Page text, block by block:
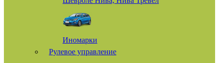
Иномарки
Рулевое управление